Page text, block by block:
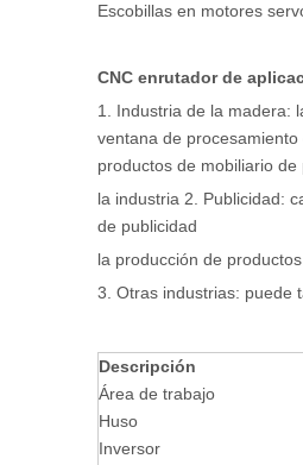
Escobillas en motores
CNC enrutador de
1. Industria de la madera:
ventana de
productos de mobiliario
la industria 2. Publicidad:
de publicidad
la producción de
3. Otras industrias: puede
Descripción
Área de trabajo
Huso
Inversor